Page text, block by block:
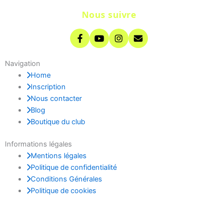
Nous suivre
Navigation
Home
Inscription
Nous contacter
Blog
Boutique du club
Informations légales
Mentions légales
Politique de confidentialité
Conditions Générales
Politique de cookies